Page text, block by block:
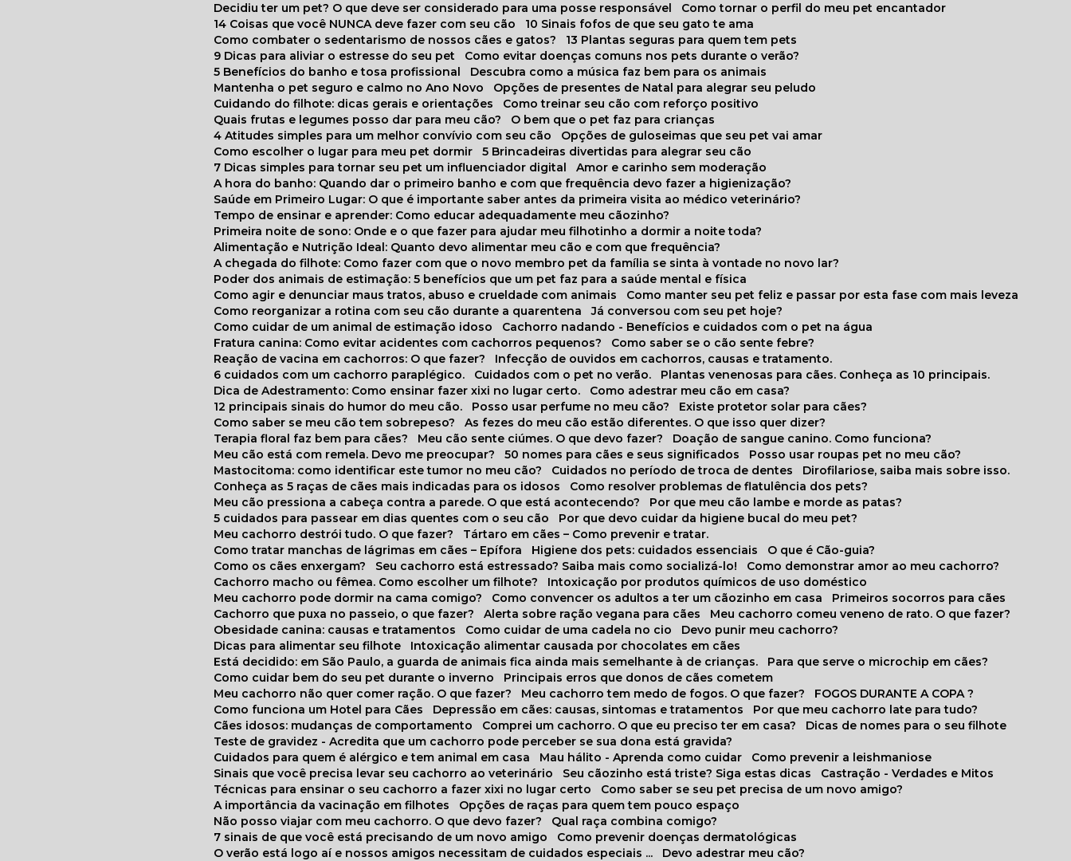
Decidiu ter um pet? O que deve ser considerado para uma posse responsável
Como tornar o perfil do meu pet encantador
14 Coisas que você NUNCA deve fazer com seu cão
10 Sinais fofos de que seu gato te ama
Como combater o sedentarismo de nossos cães e gatos?
13 Plantas seguras para quem tem pets
9 Dicas para aliviar o estresse do seu pet
Como evitar doenças comuns nos pets durante o verão?
5 Benefícios do banho e tosa profissional
Descubra como a música faz bem para os animais
Mantenha o pet seguro e calmo no Ano Novo
Opções de presentes de Natal para alegrar seu peludo
Cuidando do filhote: dicas gerais e orientações
Como treinar seu cão com reforço positivo
Quais frutas e legumes posso dar para meu cão?
O bem que o pet faz para crianças
4 Atitudes simples para um melhor convívio com seu cão
Opções de guloseimas que seu pet vai amar
Como escolher o lugar para meu pet dormir
5 Brincadeiras divertidas para alegrar seu cão
7 Dicas simples para tornar seu pet um influenciador digital
Amor e carinho sem moderação
A hora do banho: Quando dar o primeiro banho e com que frequência devo fazer a higienização?
Saúde em Primeiro Lugar: O que é importante saber antes da primeira visita ao médico veterinário?
Tempo de ensinar e aprender: Como educar adequadamente meu cãozinho?
Primeira noite de sono: Onde e o que fazer para ajudar meu filhotinho a dormir a noite toda?
Alimentação e Nutrição Ideal: Quanto devo alimentar meu cão e com que frequência?
A chegada do filhote: Como fazer com que o novo membro pet da família se sinta à vontade no novo lar?
Poder dos animais de estimação: 5 benefícios que um pet faz para a saúde mental e física
Como agir e denunciar maus tratos, abuso e crueldade com animais
Como manter seu pet feliz e passar por esta fase com mais leveza
Como reorganizar a rotina com seu cão durante a quarentena
Já conversou com seu pet hoje?
Como cuidar de um animal de estimação idoso
Cachorro nadando - Benefícios e cuidados com o pet na água
Fratura canina: Como evitar acidentes com cachorros pequenos?
Como saber se o cão sente febre?
Reação de vacina em cachorros: O que fazer?
Infecção de ouvidos em cachorros, causas e tratamento.
6 cuidados com um cachorro paraplégico.
Cuidados com o pet no verão.
Plantas venenosas para cães. Conheça as 10 principais.
Dica de Adestramento: Como ensinar fazer xixi no lugar certo.
Como adestrar meu cão em casa?
12 principais sinais do humor do meu cão.
Posso usar perfume no meu cão?
Existe protetor solar para cães?
Como saber se meu cão tem sobrepeso?
As fezes do meu cão estão diferentes. O que isso quer dizer?
Terapia floral faz bem para cães?
Meu cão sente ciúmes. O que devo fazer?
Doação de sangue canino. Como funciona?
Meu cão está com remela. Devo me preocupar?
50 nomes para cães e seus significados
Posso usar roupas pet no meu cão?
Mastocitoma: como identificar este tumor no meu cão?
Cuidados no período de troca de dentes
Dirofilariose, saiba mais sobre isso.
Conheça as 5 raças de cães mais indicadas para os idosos
Como resolver problemas de flatulência dos pets?
Meu cão pressiona a cabeça contra a parede. O que está acontecendo?
Por que meu cão lambe e morde as patas?
5 cuidados para passear em dias quentes com o seu cão
Por que devo cuidar da higiene bucal do meu pet?
Meu cachorro destrói tudo. O que fazer?
Tártaro em cães – Como prevenir e tratar.
Como tratar manchas de lágrimas em cães – Epífora
Higiene dos pets: cuidados essenciais
O que é Cão-guia?
Como os cães enxergam?
Seu cachorro está estressado? Saiba mais como socializá-lo!
Como demonstrar amor ao meu cachorro?
Cachorro macho ou fêmea. Como escolher um filhote?
Intoxicação por produtos químicos de uso doméstico
Meu cachorro pode dormir na cama comigo?
Como convencer os adultos a ter um cãozinho em casa
Primeiros socorros para cães
Cachorro que puxa no passeio, o que fazer?
Alerta sobre ração vegana para cães
Meu cachorro comeu veneno de rato. O que fazer?
Obesidade canina: causas e tratamentos
Como cuidar de uma cadela no cio
Devo punir meu cachorro?
Dicas para alimentar seu filhote
Intoxicação alimentar causada por chocolates em cães
Está decidido: em São Paulo, a guarda de animais fica ainda mais semelhante à de crianças.
Para que serve o microchip em cães?
Como cuidar bem do seu pet durante o inverno
Principais erros que donos de cães cometem
Meu cachorro não quer comer ração. O que fazer?
Meu cachorro tem medo de fogos. O que fazer?
FOGOS DURANTE A COPA ?
Como funciona um Hotel para Cães
Depressão em cães: causas, sintomas e tratamentos
Por que meu cachorro late para tudo?
Cães idosos: mudanças de comportamento
Comprei um cachorro. O que eu preciso ter em casa?
Dicas de nomes para o seu filhote
Teste de gravidez - Acredita que um cachorro pode perceber se sua dona está gravida?
Cuidados para quem é alérgico e tem animal em casa
Mau hálito - Aprenda como cuidar
Como prevenir a leishmaniose
Sinais que você precisa levar seu cachorro ao veterinário
Seu cãozinho está triste? Siga estas dicas
Castração - Verdades e Mitos
Técnicas para ensinar o seu cachorro a fazer xixi no lugar certo
Como saber se seu pet precisa de um novo amigo?
A importância da vacinação em filhotes
Opções de raças para quem tem pouco espaço
Não posso viajar com meu cachorro. O que devo fazer?
Qual raça combina comigo?
7 sinais de que você está precisando de um novo amigo
Como prevenir doenças dermatológicas
O verão está logo aí e nossos amigos necessitam de cuidados especiais ...
Devo adestrar meu cão?